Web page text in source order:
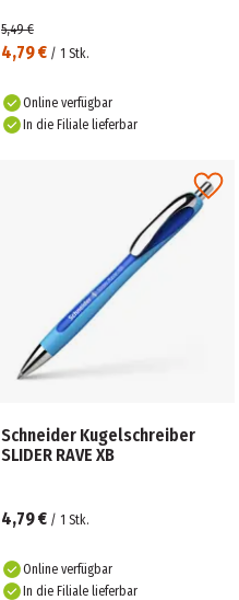
4,79 € / 1 Stk.
5,49 €
Online verfügbar
In die Filiale lieferbar
Schneider Kugelschreiber
SLIDER RAVE XB
4,79 € / 1 Stk.
Online verfügbar
In die Filiale lieferbar